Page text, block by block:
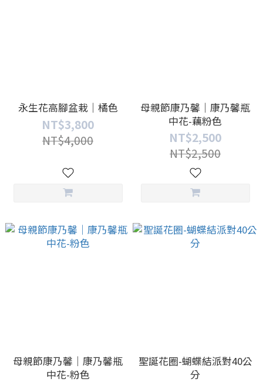
永生花高腳盆栽｜橘色
NT$3,800
NT$4,000
母親節康乃馨｜康乃馨瓶
中花-藕粉色
NT$2,500
NT$2,500
母親節康乃馨｜康乃馨瓶
中花-粉色
聖誕花圈-蝴蝶結派對40公
分